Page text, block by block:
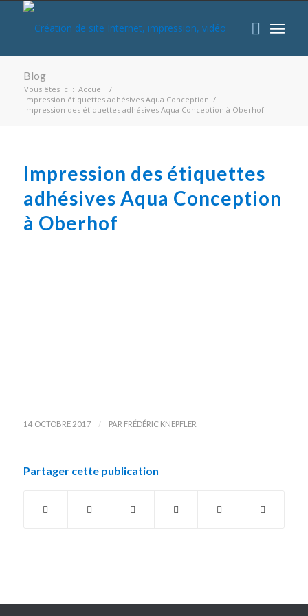
Blog
Vous êtes ici : Accueil /
Impression étiquettes adhésives Aqua Conception /
Impression des étiquettes adhésives Aqua Conception à Oberhof
Impression des étiquettes
adhésives Aqua Conception
à Oberhof
14 OCTOBRE 2017 / PAR FRÉDÉRIC KNEPFLER
Partager cette publication